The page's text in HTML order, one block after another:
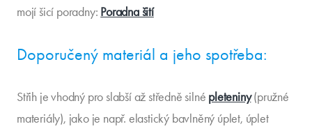
mojí šicí poradny: Poradna šití
Doporučený materiál a jeho spotřeba:
Střih je vhodný pro slabší až středně silné pleteniny(pružné
materiály), jako je např. elastický bavlněný úplet, úplet